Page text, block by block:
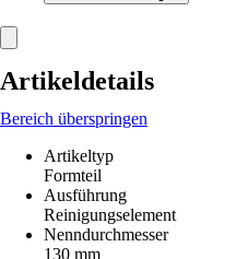
Artikeldetails
Bereich überspringen
Artikeltyp
Formteil
Ausführung
Reinigungselement
Nenndurchmesser
130 mm